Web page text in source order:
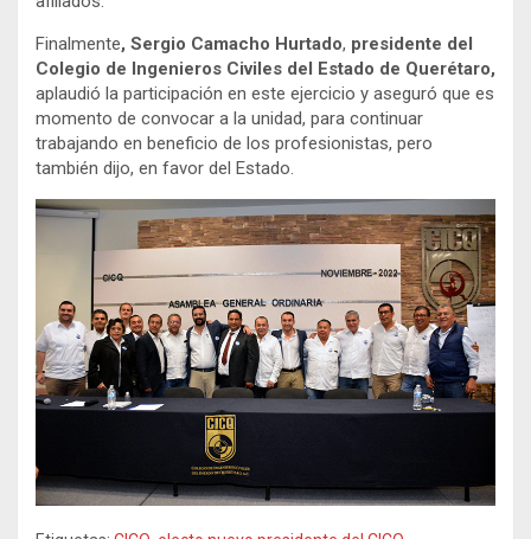
Finalmente, Sergio Camacho Hurtado, presidente del
Colegio de Ingenieros Civiles del Estado de Querétaro,
aplaudió la participación en este ejercicio y aseguró que es
momento de convocar a la unidad, para continuar
trabajando en beneficio de los profesionistas, pero
también dijo, en favor del Estado.